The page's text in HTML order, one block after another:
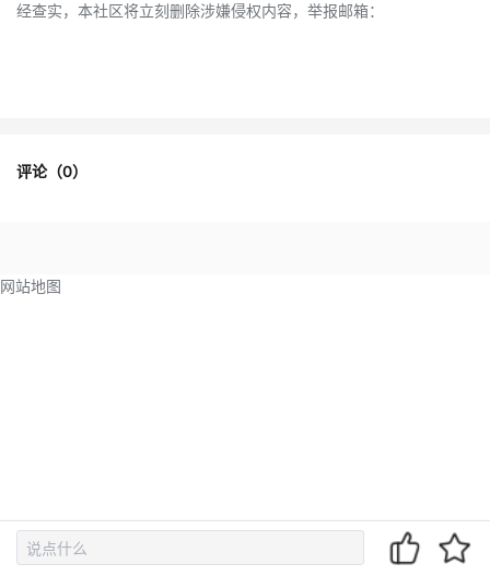
经查实，本社区将立刻删除涉嫌侵权内容，举报邮箱：
评论（0）
网站地图